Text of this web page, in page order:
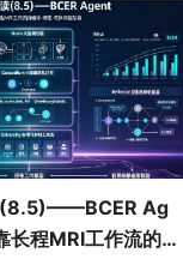
么路由后的SQL 应
o.order_id in
o.order_id in
(8.5)——BCER Ag
长程MRI工作流的